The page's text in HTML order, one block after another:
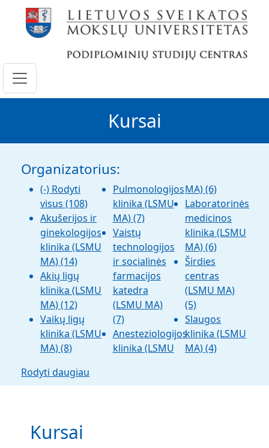
Pereiti į pagrindinį turinį
Kursai
Organizatorius:
(-) Rodyti
visus (108)
Akušerijos ir
ginekologijos
klinika (LSMU
MA)(14)
Akių ligų
klinika (LSMU
MA)(12)
Vaikų ligų
klinika (LSMU
MA)(8)
Pulmonologijos
klinika (LSMU
MA)(7)
Vaistų
technologijos
ir socialinės
farmacijos
katedra
(LSMU MA)
(7)
Anesteziologijos
klinika (LSMU
MA)(6)
Laboratorinės
medicinos
klinika (LSMU
MA)(6)
Širdies
centras
(LSMU MA)
(5)
Slaugos
klinika (LSMU
MA)(4)
Rodyti daugiau
Kursai